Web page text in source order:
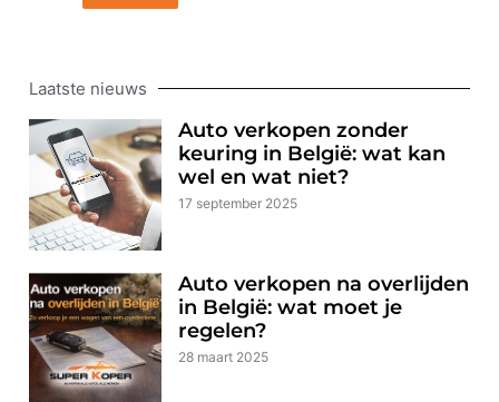
Laatste nieuws
Auto verkopen zonder
keuring in België: wat kan
wel en wat niet?
17 september 2025
Auto verkopen na overlijden
in België: wat moet je
regelen?
28 maart 2025